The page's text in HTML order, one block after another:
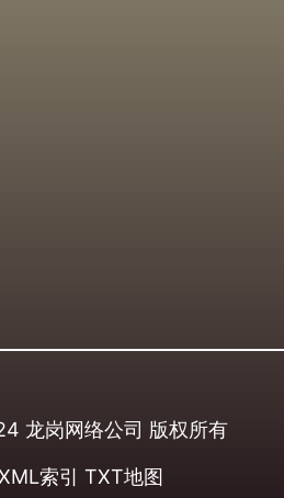
龙岗网络公司 版权所有
索引 TXT地图